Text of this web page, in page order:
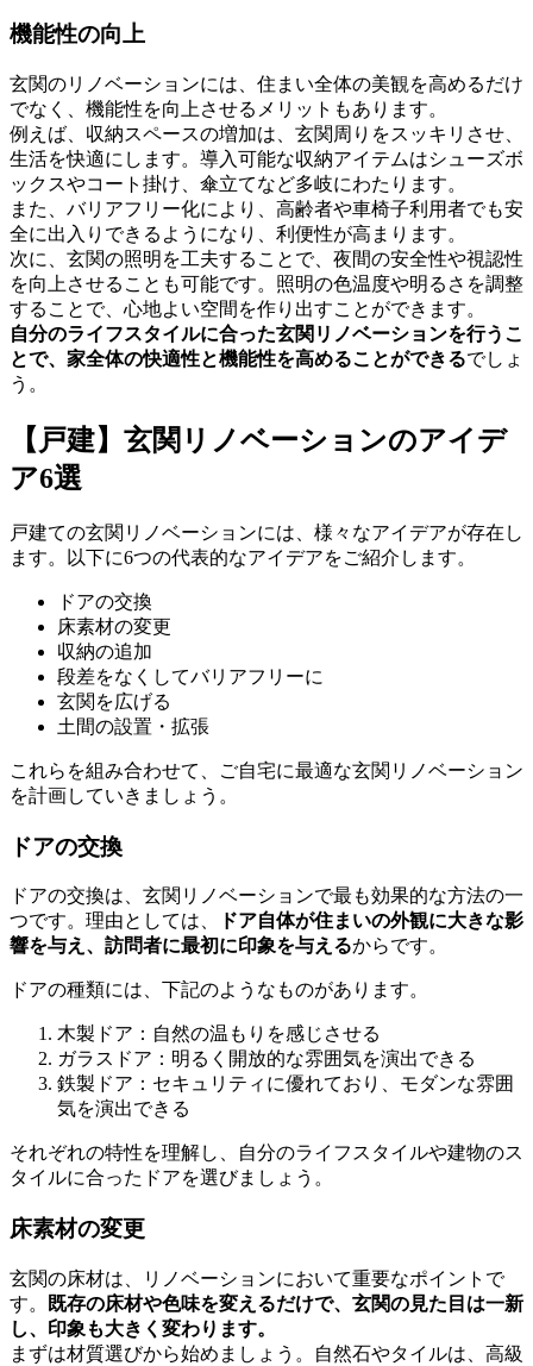
機能性の向上
玄関のリノベーションには、住まい全体の美観を高めるだけ
でなく、機能性を向上させるメリットもあります。
例えば、収納スペースの増加は、玄関周りをスッキリさせ、
生活を快適にします。導入可能な収納アイテムはシューズボ
ックスやコート掛け、傘立てなど多岐にわたります。
また、バリアフリー化により、高齢者や車椅子利用者でも安
全に出入りできるようになり、利便性が高まります。
次に、玄関の照明を工夫することで、夜間の安全性や視認性
を向上させることも可能です。照明の色温度や明るさを調整
することで、心地よい空間を作り出すことができます。
自分のライフスタイルに合った玄関リノベーションを行うこ
とで、家全体の快適性と機能性を高めることができるでしょ
う。
【戸建】玄関リノベーションのアイデ
ア6選
戸建ての玄関リノベーションには、様々なアイデアが存在し
ます。以下に6つの代表的なアイデアをご紹介します。
ドアの交換
床素材の変更
収納の追加
段差をなくしてバリアフリーに
玄関を広げる
土間の設置・拡張
これらを組み合わせて、ご自宅に最適な玄関リノベーション
を計画していきましょう。
ドアの交換
ドアの交換は、玄関リノベーションで最も効果的な方法の一
つです。理由としては、
ドア自体が住まいの外観に大きな影
響を与え、訪問者に最初に印象を与えるからです。
ドアの種類には、下記のようなものがあります。
木製ドア：自然の温もりを感じさせる
ガラスドア：明るく開放的な雰囲気を演出できる
鉄製ドア：セキュリティに優れており、モダンな雰囲
気を演出できる
それぞれの特性を理解し、自分のライフスタイルや建物のス
タイルに合ったドアを選びましょう。
床素材の変更
玄関の床材は、リノベーションにおいて重要なポイントで
す。
既存の床材や色味を変えるだけで、玄関の見た目は一新
し、印象も大きく変わります。
まずは材質選びから始めましょう。自然石やタイルは、高級